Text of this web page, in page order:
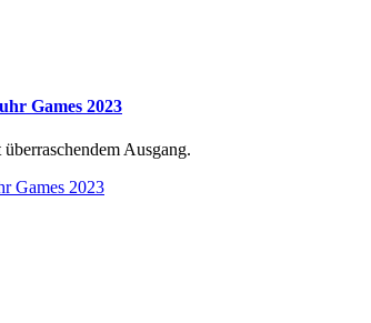
Games 2023
Ausgang.
Games 2023